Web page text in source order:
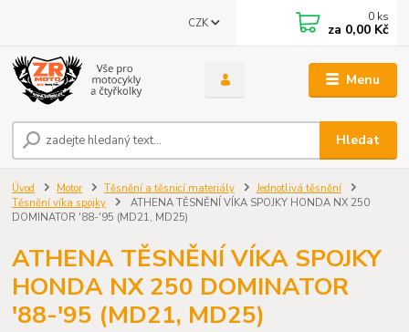
Menu
CZK
Hledat
0 ks
za 0,00 Kč
Úvod Motor Těsnění a těsnicí materiály
Jednotlivá těsnění
Těsnění víka spojky
ATHENA TĚSNĚNÍ VÍKA SPOJKY HONDA NX 250
DOMINATOR '88-'95 (MD21, MD25)
ATHENA TĚSNĚNÍ VÍKA SPOJKY
HONDA NX 250 DOMINATOR
'88-'95 (MD21, MD25)